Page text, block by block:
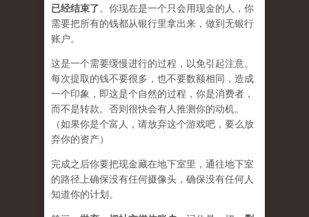
已经结束了。你现在是一个只会用现金的人，你
需要把所有的钱都从银行里拿出来，做到无银行
账户。
这是一个需要缓慢进行的过程，以免引起注意。
每次提取的钱不要很多，也不要数额相同，造成
一个印象，即这是个自然的过程，你是消费者，
而不是转款。否则很快会有人推测你的动机。
（如果你是个富人，请放弃这个游戏吧，要么放
弃你的资产）
完成之后你要把现金藏在地下室里，通往地下室
的路径上确保没有任何摄像头，确保没有任何人
知道你的计划。